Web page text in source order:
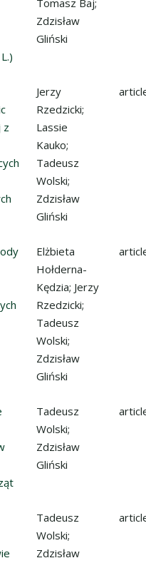
Tomasz Baj;
Zdzisław
Gliński
grzybic pszczoły
z
Jerzy
Rzedzicki;
Lassie
Kauko;
Tadeusz
Wolski;
Zdzisław
Gliński
otrzymywania
Elżbieta
Hołderna-
Kędzia; Jerzy
Rzedzicki;
Tadeusz
Wolski;
Zdzisław
Gliński
furanokumaryny
Tadeusz
Wolski;
Zdzisław
Gliński
żywności a zdrowie
Tadeusz
Wolski;
Zdzisław